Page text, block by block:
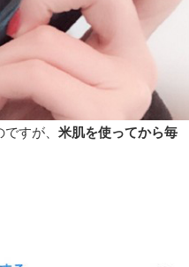
すが、 米肌を使ってから毎